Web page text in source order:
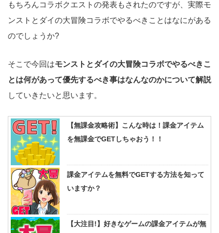
もちろんコラボクエストの発表もされたのですが、実際モ
ンストとダイの大冒険コラボでやるべきことはなにがある
のでしょうか?
そこで今回はモンストとダイの大冒険コラボでやるべきこ
とは何があって優先するべき事はなんなのかについて解説
していきたいと思います。
【無課金攻略術】こんな時は！課金アイテム
を無課金でGETしちゃおう！！
課金アイテムを無料でGETする方法を知って
いますか？
【大注目!】好きなゲームの課金アイテムが無